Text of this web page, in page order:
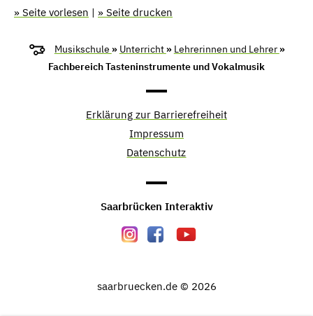
» Seite vorlesen | » Seite drucken
Musikschule » Unterricht » Lehrerinnen und Lehrer »
Fachbereich Tasteninstrumente und Vokalmusik
Erklärung zur Barrierefreiheit
Impressum
Datenschutz
Saarbrücken Interaktiv
saarbruecken.de © 2026